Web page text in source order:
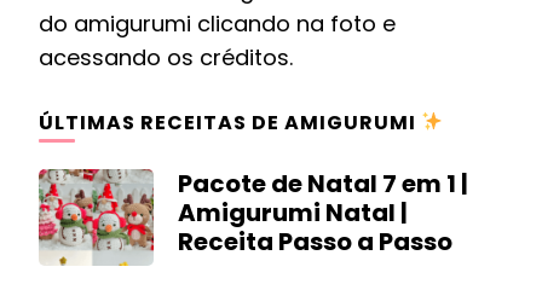
do amigurumi clicando na foto e
acessando os créditos.
ÚLTIMAS RECEITAS DE AMIGURUMI
Pacote de Natal 7 em 1 |
Amigurumi Natal |
Receita Passo a Passo